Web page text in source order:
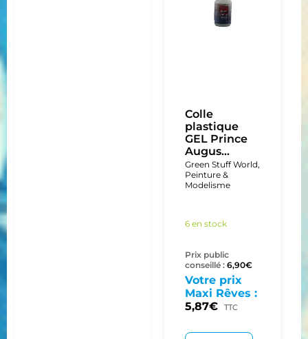
Colle
plastique
GEL Prince
Augus...
Green Stuff World,
Peinture &
Modelisme
6 en stock
Prix public
conseillé : 6,90€
Votre prix
Maxi Rêves :
5,87€ TTC